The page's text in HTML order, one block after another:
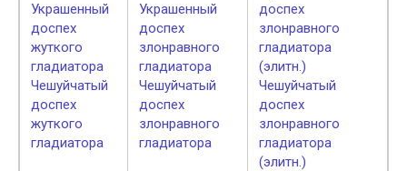
Украшенный
доспех
жуткого
гладиатора
Чешуйчатый
доспех
жуткого
гладиатора
Украшенный
доспех
злонравного
гладиатора
Чешуйчатый
доспех
злонравного
гладиатора
доспех
злонравного
гладиатора
(элитн.)
Чешуйчатый
доспех
злонравного
гладиатора
(элитн.)